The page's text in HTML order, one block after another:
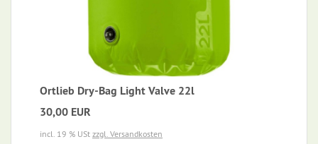
Ortlieb Dry-Bag Light Valve 22l
30,00 EUR
incl. 19 % USt zzgl. Versandkosten